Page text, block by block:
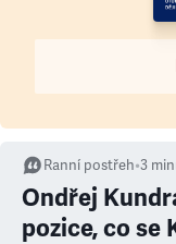
Ranní postřeh•3
Ondřej
pozice, co se